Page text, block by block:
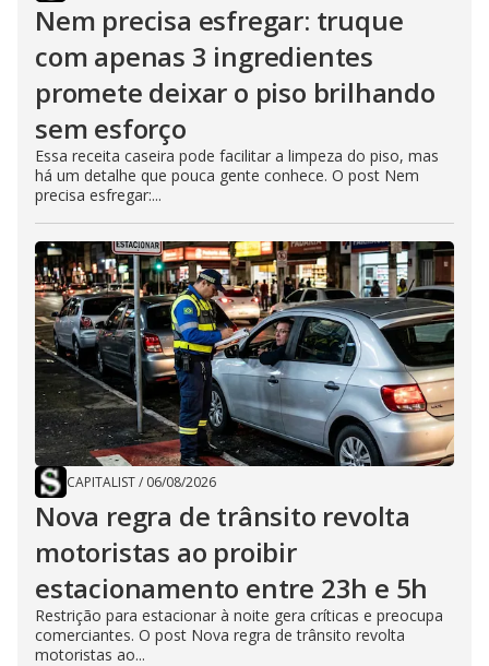
Nem precisa esfregar: truque
com apenas 3 ingredientes
promete deixar o piso brilhando
sem esforço
Essa receita caseira pode facilitar a limpeza do piso, mas
há um detalhe que pouca gente conhece. O post Nem
precisa esfregar:...
CAPITALIST/ 06/08/2026
Nova regra de trânsito revolta
motoristas ao proibir
estacionamento entre 23h e 5h
Restrição para estacionar à noite gera críticas e preocupa
comerciantes. O post Nova regra de trânsito revolta
motoristas ao...